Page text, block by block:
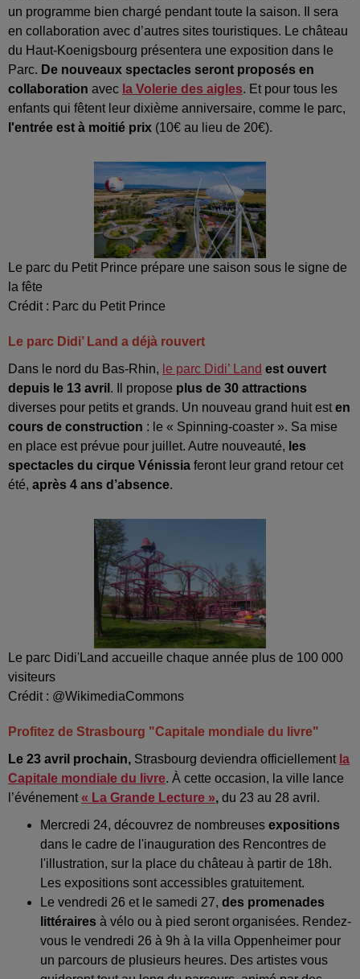
un programme bien chargé pendant toute la saison. Il sera
en collaboration avec d’autres sites touristiques. Le château
du Haut-Koenigsbourg présentera une exposition dans le
Parc. De nouveaux spectacles seront proposés en
collaboration avec la Volerie des aigles. Et pour tous les
enfants qui fêtent leur dixième anniversaire, comme le parc,
l'entrée est à moitié prix (10€ au lieu de 20€).
Le parc du Petit Prince prépare une saison sous le signe de
la fête
Crédit : Parc du Petit Prince
Le parc Didi’ Land a déjà rouvert
Dans le nord du Bas-Rhin, le parc Didi’ Land est ouvert
depuis le 13 avril . Il propose plus de 30 attractions
diverses pour petits et grands. Un nouveau grand huit esten
cours de construction : le « Spinning-coaster ». Sa mise
en place est prévue pour juillet. Autre nouveauté, les
spectacles du cirque Vénissia feront leur grand retour cet
été, après 4 ans d’absence.
Le parc Didi'Land accueille chaque année plus de 100 000
visiteurs
Crédit : @WikimediaCommons
Profitez de Strasbourg "Capitale mondiale du livre"
Le 23 avril prochain, Strasbourg deviendra officiellement la
Capitale mondiale du livre. À cette occasion, la ville lance
l’événement« La Grande Lecture », du 23 au 28 avril.
Mercredi 24, découvrez de nombreuses expositions
dans le cadre de l'inauguration des Rencontres de
l'illustration, sur la place du château à partir de 18h.
Les expositions sont accessibles gratuitement.
Le vendredi 26 et le samedi 27, des promenades
littéraires à vélo ou à pied seront organisées. Rendez-
vous le vendredi 26 à 9h à la villa Oppenheimer pour
un parcours de plusieurs heures. Des artistes vous